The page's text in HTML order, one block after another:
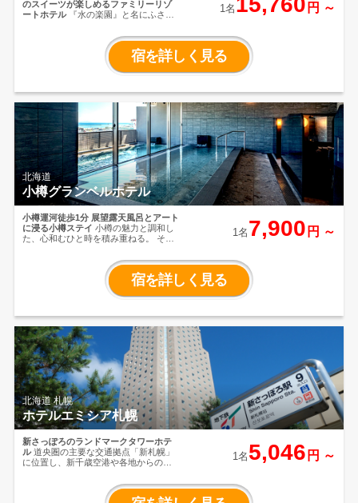
のスイーツが楽しめるファミリーリゾ
ートホテル『水の楽園』と名にふさわ
もちろん陶器風呂や小さなお子様もご
利用できる低温湯、多種なサウナや歩
行浴などバラエティーな天然温泉！ ホ
テル内にはバウムクーヘン工房「THE
1名 円 ～
宿を詳しく見る
北海道
小樽グランベルホテル
小樽運河徒歩1分展望露天風呂とアート
に浸る小樽ステイ 小樽の魅力と調和し
た、心和むひと時を積み重ねる。
そん
ルでお過ごしください。
1名 7,900 円 ～
宿を詳しく見る
北海道 札幌
ホテルエミシア札幌
新さっぽろのランドマークタワーホテ
ル道央圏の主要な交通拠点「新札幌」
に位置し、新千歳空港や各地からのア
を、夜のレストランからは札幌の夜景
が望めます。自然に恵まれた北海道
1名 5,046 円 ～